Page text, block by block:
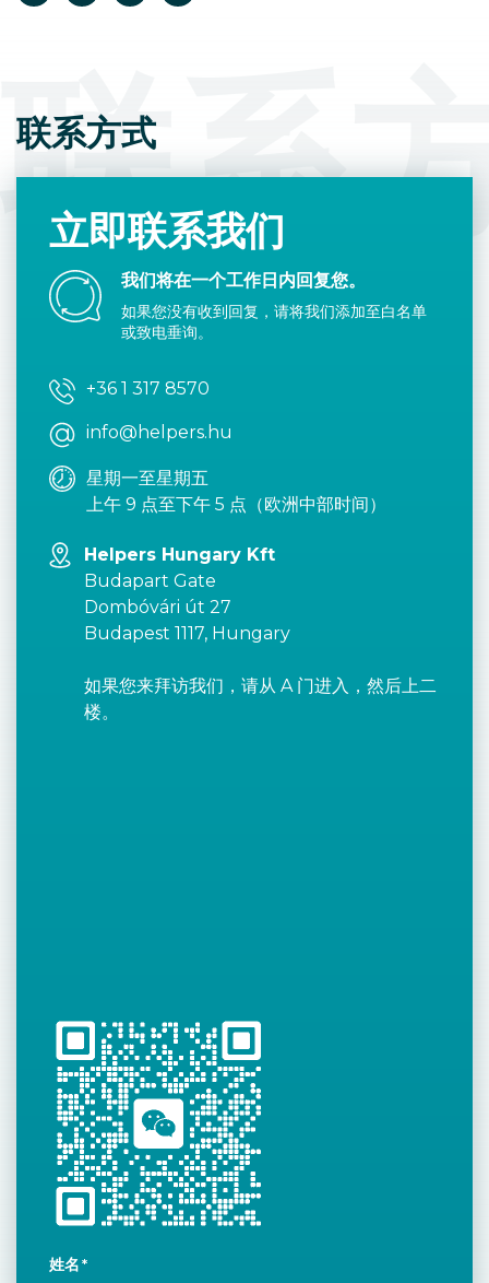
联系
联系方式
立即联系我们
我们将在一个工作日内回复您。
如果您没有收到回复，请将我们添加至白名单
或致电垂询。
+36 1 317 8570
info@helpers.hu
星期一至星期五
上午 9 点至下午 5 点（欧洲中部时间）
Helpers Hungary Kft
Budapart Gate
Dombóvári út 27
Budapest 1117, Hungary
如果您来拜访我们，请从 A 门进入，然后上二
楼。
姓名